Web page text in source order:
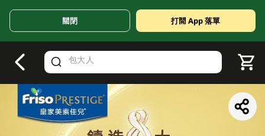
Valid Until 30 June 2026
關閉 打開 App 落單